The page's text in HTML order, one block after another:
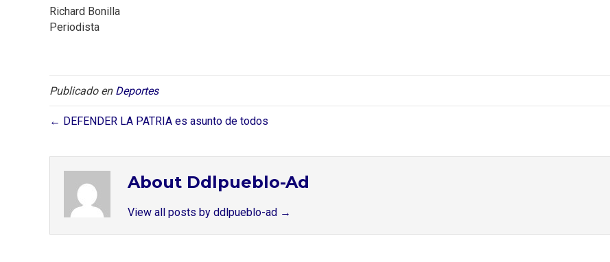
Richard Bonilla
Periodista
Publicado en Deportes
← DEFENDER LA PATRIA es asunto de todos
About Ddlpueblo-Ad
View all posts by ddlpueblo-ad →